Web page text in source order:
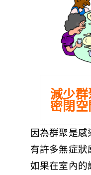
減少
密閉空
因為群聚是
有許多無症狀
如果在室內的